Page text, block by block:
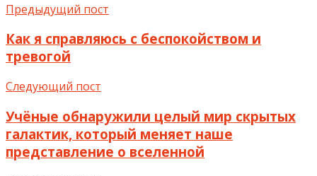
Предыдущий пост
Как я справляюсь с беспокойством и
тревогой
Следующий пост
Учёные обнаружили целый мир скрытых
галактик, который меняет наше
представление о вселенной